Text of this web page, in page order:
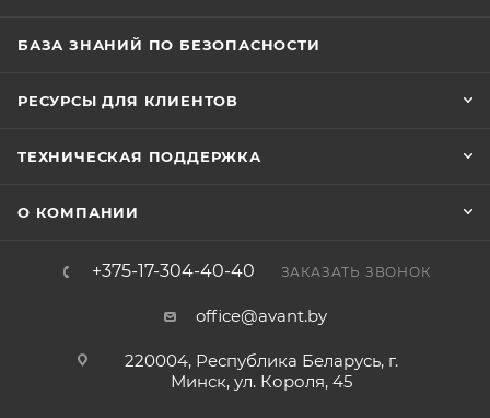
БАЗА ЗНАНИЙ ПО БЕЗОПАСНОСТИ
РЕСУРСЫ ДЛЯ КЛИЕНТОВ
ТЕХНИЧЕСКАЯ ПОДДЕРЖКА
О КОМПАНИИ
+375-17-304-40-40 ЗАКАЗАТЬ ЗВОНОК
office@avant.by
220004, Республика Беларусь, г.
Минск, ул. Короля, 45